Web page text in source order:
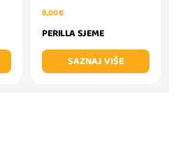
8,00 €
PERILLA SJEME
SAZNAJ VIŠE